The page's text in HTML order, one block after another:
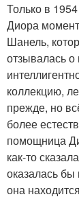
Только в
Диора
Шанель,
отзывалась
коллекцию,
прежде, но
более
помощница
как-то
оказалась бы
она